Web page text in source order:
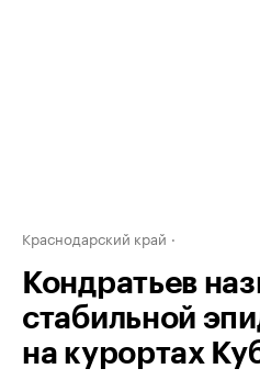
Краснодарский край
Кондратьев
стабильной
на курортах